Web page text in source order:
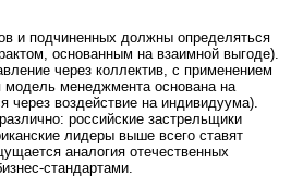
и подчиненных должны определяться
основанным на взаимной выгоде).
через коллектив, с применением
модель менеджмента основана на
через воздействие на индивидуума).
российские застрельщики
лидеры выше всего ставят
аналогия отечественных
стандартами.